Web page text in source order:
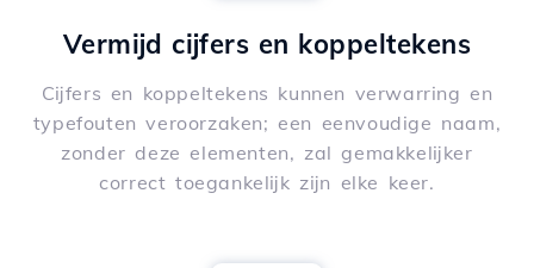
Vermijd cijfers en koppeltekens
Cijfers en koppeltekens kunnen verwarring en
typefouten veroorzaken; een eenvoudige naam,
zonder deze elementen, zal gemakkelijker
correct toegankelijk zijn elke keer.